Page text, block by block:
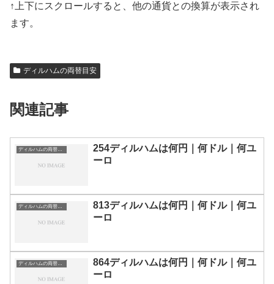
↑上下にスクロールすると、他の通貨との換算が表示され
ます。
ディルハムの両替目安
関連記事
ディルハムの両替目安
254ディルハムは何円｜何ドル｜何ユ
ーロ
ディルハムの両替目安
813ディルハムは何円｜何ドル｜何ユ
ーロ
ディルハムの両替目安
864ディルハムは何円｜何ドル｜何ユ
ーロ